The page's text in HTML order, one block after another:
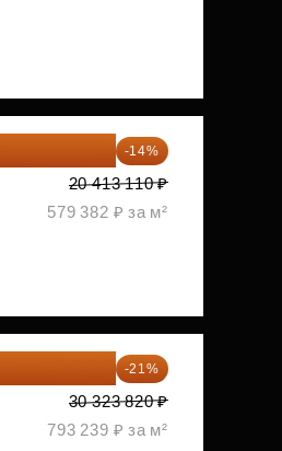
-14%
20 413 110 ₽
579 382 ₽ за м²
-21%
30 323 820 ₽
793 239 ₽ за м²